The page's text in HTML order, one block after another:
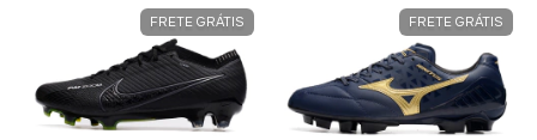
FRETE GRÁTIS FRETE GRÁTIS